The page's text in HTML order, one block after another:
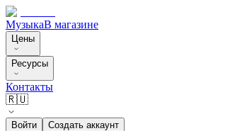
МузыкаВ магазине
Цены
Ресурсы
Контакты
🇷🇺
Войти Создать аккаунт